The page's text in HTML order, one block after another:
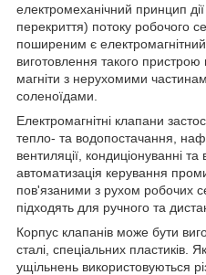
електромеханічний принцип
перекриття) потоку робочого
поширеним є
виготовлення такого пристрою
магніти з нерухомими
соленоїдами.
Електромагнітні клапани
тепло- та водопостачання,
вентиляції, кондиціонуванні
автоматизація керування
пов'язаними з рухом робочих
підходять для ручного та
Корпус клапанів може бути
сталі, спеціальних пластиків.
ущільнень використовуються